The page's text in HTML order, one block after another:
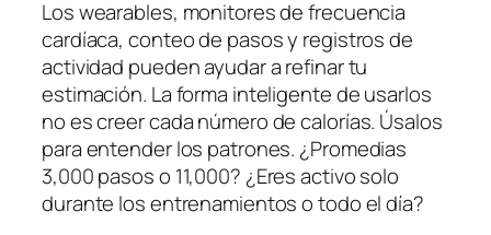
Los wearables, monitores de frecuencia
cardíaca, conteo de pasos y registros de
actividad pueden ayudar a refinar tu
estimación. La forma inteligente de usarlos
no es creer cada número de calorías. Úsalos
para entender los patrones. ¿Promedias
3,000 pasos o 11,000? ¿Eres activo solo
durante los entrenamientos o todo el día?